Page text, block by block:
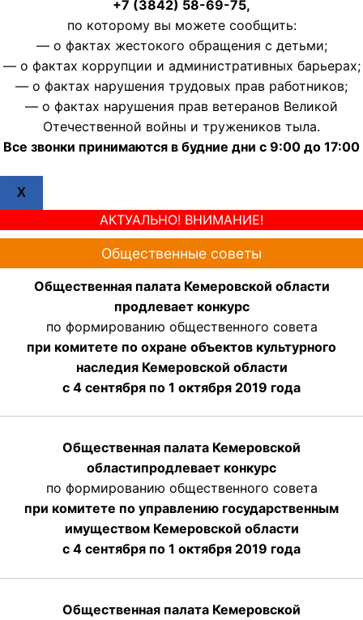
+7 (3842) 58-69-75,
по которому вы можете сообщить:
— о фактах жестокого обращения с детьми;
— о фактах коррупции и административных барьерах;
— о фактах нарушения трудовых прав работников;
— о фактах нарушения прав ветеранов Великой
Отечественной войны и тружеников тыла.
Все звонки принимаются в будние дни с 9:00 до 17:00
X
АКТУАЛЬНО! ВНИМАНИЕ!
Общественные советы
Общественная палата Кемеровской области
продлевает конкурс
по формированию общественного совета
при комитете по охране объектов культурного
наследия Кемеровской области
с 4 сентября по 1 октября 2019 года
Общественная палата Кемеровской
областипродлевает конкурс
по формированию общественного совета
при комитете по управлению государственным
имуществом Кемеровской области
с 4 сентября по 1 октября 2019 года
Общественная палата Кемеровской